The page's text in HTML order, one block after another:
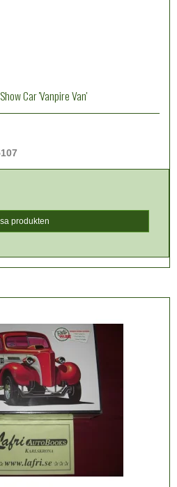
Car 'Vanpire Van'
produkten